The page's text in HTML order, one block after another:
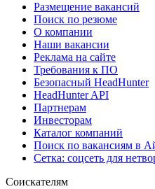
Размещение вакансий
Поиск по резюме
О компании
Наши вакансии
Реклама на сайте
Требования к ПО
Безопасный HeadHunter
HeadHunter API
Партнерам
Инвесторам
Каталог компаний
Поиск по вакансиям в
Сетка: соцсеть для
Соискателям